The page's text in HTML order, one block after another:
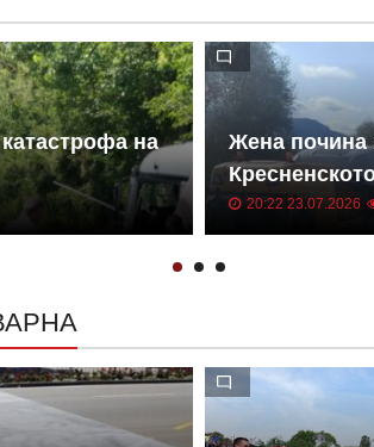
на
Жена почина
20:22 23.07.2026